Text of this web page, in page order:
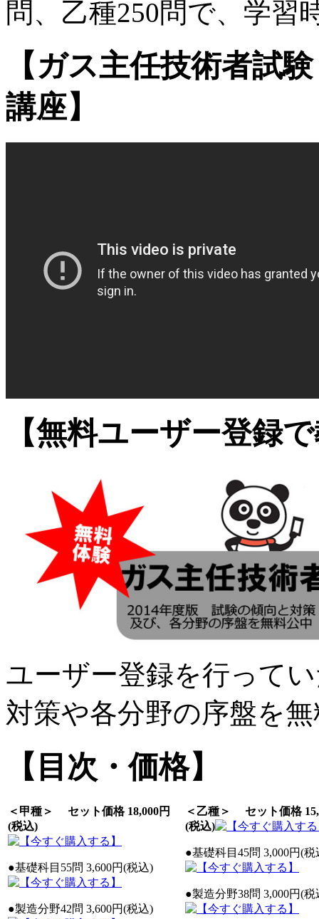
問、乙種250問で、学習
【ガス主任技術者
講座】
【無料ユーザー登録
ユーザー登録を行って
対策や各分野の序盤を
【目次・価格】
＜甲種＞ セット価格 18,000円
(税込)
●基礎科目55問 3,600円(税込)
●製造分野42問 3,600円(税込)
＜乙種＞ セット価格
(税込)
●基礎科目45問 3,000円(税
●製造分野38問 3,000円(税